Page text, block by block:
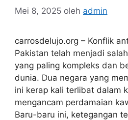
Mei 8, 2025 oleh admin
carrosdelujo.org – Konflik
Pakistan telah menjadi
yang paling kompleks dan
dunia. Dua negara yang
ini kerap kali terlibat dalam
mengancam perdamaian
Baru-baru ini, ketegangan